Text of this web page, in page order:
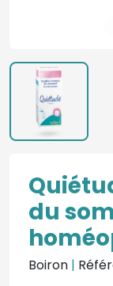
du
Boiron |